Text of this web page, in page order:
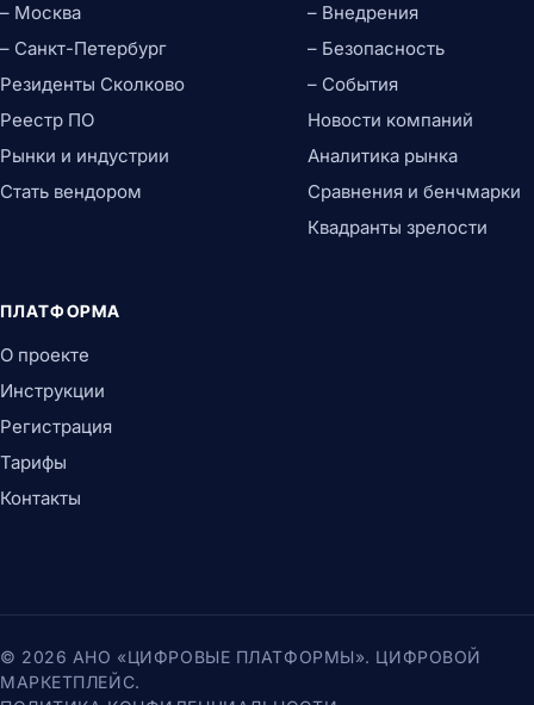
– Москва
– Санкт-Петербург
Резиденты Сколково
Реестр ПО
Рынки и индустрии
Стать вендором
– Внедрения
– Безопасность
– События
Новости компаний
Аналитика рынка
Сравнения и бенчмарки
Квадранты зрелости
ПЛАТФОРМА
О проекте
Инструкции
Регистрация
Тарифы
Контакты
© 2026 АНО «ЦИФРОВЫЕ ПЛАТФОРМЫ». ЦИФРОВОЙ
МАРКЕТПЛЕЙС.